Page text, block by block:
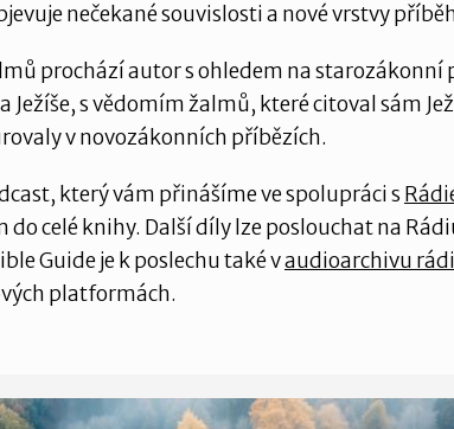
nečekané souvislosti a nové vrstvy
prochází autor s ohledem na starozákonní
Ježíše, s vědomím žalmů, které citoval sám
v novozákonních příbězích.
který vám přinášíme ve spolupráci s
do celé knihy. Další díly lze poslouchat na
Guide je k poslechu také vaudioarchivu
platformách.